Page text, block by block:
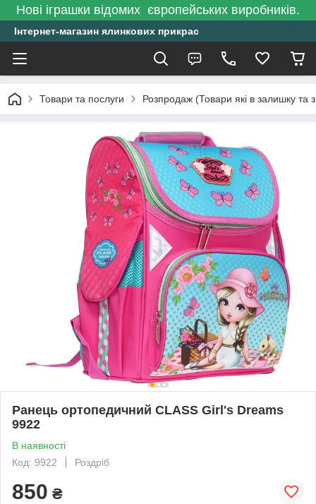
Нові іграшки відомих європейських виробників.
Інтернет-магазин ялинкових прикрас
Товари та послуги Розпродаж (Товари які в залишку та
Ранець ортопедичний CLASS Girl's Dreams
9922
В наявності
Код: 9922
Роздріб
850 ₴